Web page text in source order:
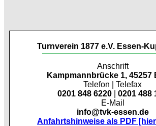
Turnverein 1877 e.V. Essen-
Anschrift
Kampmannbrücke 1, 45257
Telefon | Telefax
0201 848 6220
0201 488
E-Mail
info@tvk-essen.de
Anfahrtshinweise als PDF